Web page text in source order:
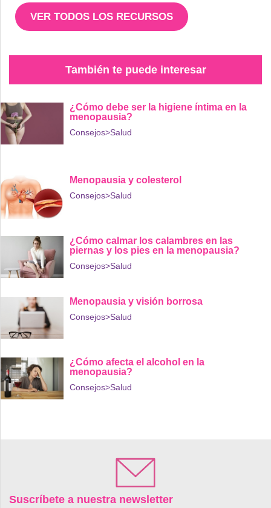
VER TODOS LOS RECURSOS
También te puede interesar
¿Cómo debe ser la higiene íntima en la
menopausia?
Consejos>Salud
Menopausia y colesterol
Consejos>Salud
¿Cómo calmar los calambres en las
piernas y los pies en la menopausia?
Consejos>Salud
Menopausia y visión borrosa
Consejos>Salud
¿Cómo afecta el alcohol en la
menopausia?
Consejos>Salud
Suscríbete a nuestra newsletter